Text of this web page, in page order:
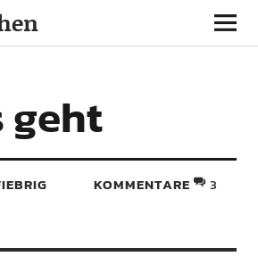
geht
KOMMENTARE 3